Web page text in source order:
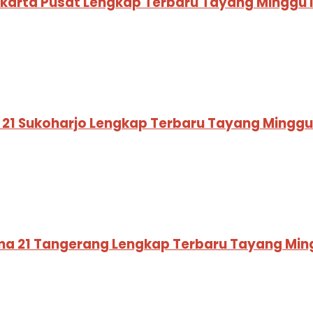
Sukoharjo Lengkap Terbaru Tayang
21 Tangerang Lengkap Terbaru Tayang